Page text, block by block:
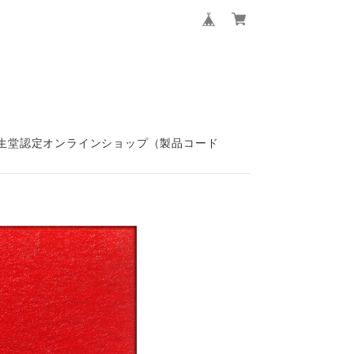
認定オンラインショップ（製品コード